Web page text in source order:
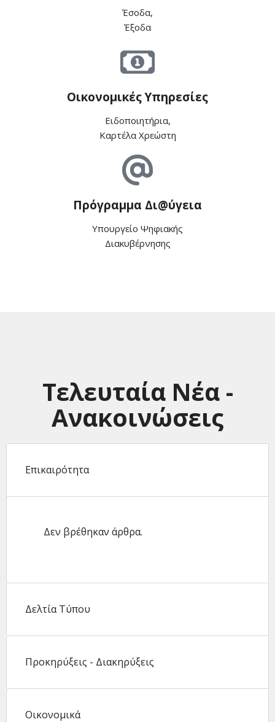
Έσοδα,
Έξοδα
Οικονομικές Υπηρεσίες
Ειδοποιητήρια,
Καρτέλα Χρεώστη
Πρόγραμμα Δι@ύγεια
Υπουργείο Ψηφιακής
Διακυβέρνησης
Τελευταία Νέα -
Ανακοινώσεις
Επικαιρότητα
Δεν βρέθηκαν άρθρα.
Δελτία Τύπου
Προκηρύξεις - Διακηρύξεις
Οικονομικά